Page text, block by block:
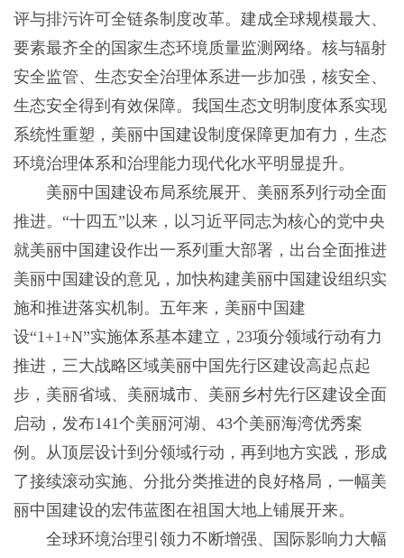
评与排污许可全链条制度改革。建成全球规模最大、
要素最齐全的国家生态环境质量监测网络。核与辐射
安全监管、生态安全治理体系进一步加强，核安全、
生态安全得到有效保障。我国生态文明制度体系实现
系统性重塑，美丽中国建设制度保障更加有力，生态
环境治理体系和治理能力现代化水平明显提升。
美丽中国建设布局系统展开、美丽系列行动全面
推进。“十四五”以来，以习近平同志为核心的党中央
就美丽中国建设作出一系列重大部署，出台全面推进
美丽中国建设的意见，加快构建美丽中国建设组织实
施和推进落实机制。五年来，美丽中国建
设“1+1+N”实施体系基本建立，23项分领域行动有力
推进，三大战略区域美丽中国先行区建设高起点起
步，美丽省域、美丽城市、美丽乡村先行区建设全面
启动，发布141个美丽河湖、43个美丽海湾优秀案
例。从顶层设计到分领域行动，再到地方实践，形成
了接续滚动实施、分批分类推进的良好格局，一幅美
丽中国建设的宏伟蓝图在祖国大地上铺展开来。
全球环境治理引领力不断增强、国际影响力大幅